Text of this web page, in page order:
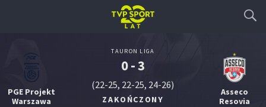
PGE Projekt
Warszawa
TAURON LIGA
0 - 3
(22-25, 22-25, 24-26)
ZAKOŃCZONY
Asseco
Resovia